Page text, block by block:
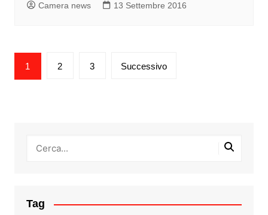
Camera news 13 Settembre 2016
Paginazione
degli
1 2 3 Successivo
Tag